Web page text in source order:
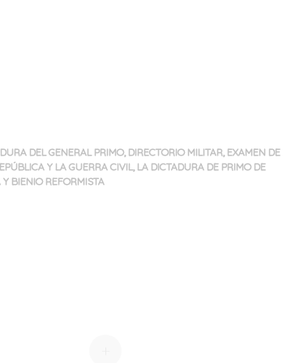
DEL GENERAL PRIMO, DIRECTORIO MILITAR, EXAMEN DE
Y LA GUERRA CIVIL, LA DICTADURA DE PRIMO DE
BIENIO REFORMISTA